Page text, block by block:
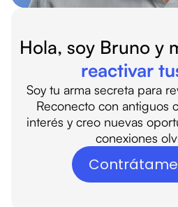
Hola, soy Bruno y
reactivar
Soy tu arma secreta para
Reconecto con antiguos
interés y creo nuevas
conexiones